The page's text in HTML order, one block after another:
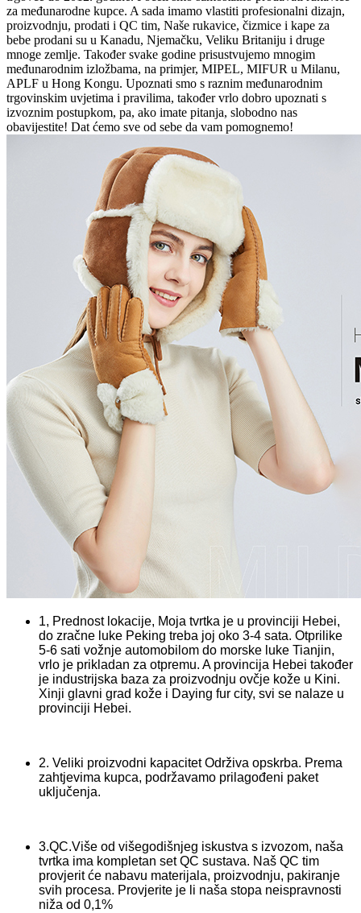
za međunarodne kupce. A sada imamo vlastiti profesionalni dizajn,
proizvodnju, prodati i QC tim, Naše rukavice, čizmice i kape za
bebe prodani su u Kanadu, Njemačku, Veliku Britaniju i druge
mnoge zemlje. Također svake godine prisustvujemo mnogim
međunarodnim izložbama, na primjer, MIPEL, MIFUR u Milanu,
APLF u Hong Kongu. Upoznati smo s raznim međunarodnim
trgovinskim uvjetima i pravilima, također vrlo dobro upoznati s
izvoznim postupkom, pa, ako imate pitanja, slobodno nas
obavijestite! Dat ćemo sve od sebe da vam pomognemo!
1, Prednost lokacije, Moja tvrtka je u provinciji Hebei,
do zračne luke Peking treba joj oko 3-4 sata. Otprilike
5-6 sati vožnje automobilom do morske luke Tianjin,
vrlo je prikladan za otpremu. A provincija Hebei također
je industrijska baza za proizvodnju ovčje kože u Kini.
Xinji glavni grad kože i Daying fur city, svi se nalaze u
provinciji Hebei.
2. Veliki proizvodni kapacitet Održiva opskrba. Prema
zahtjevima kupca, podržavamo prilagođeni paket
uključenja.
3.QC.Više od višegodišnjeg iskustva s izvozom, naša
tvrtka ima kompletan set QC sustava. Naš QC tim
provjerit će nabavu materijala, proizvodnju, pakiranje
svih procesa. Provjerite je li naša stopa neispravnosti
niža od 0,1%